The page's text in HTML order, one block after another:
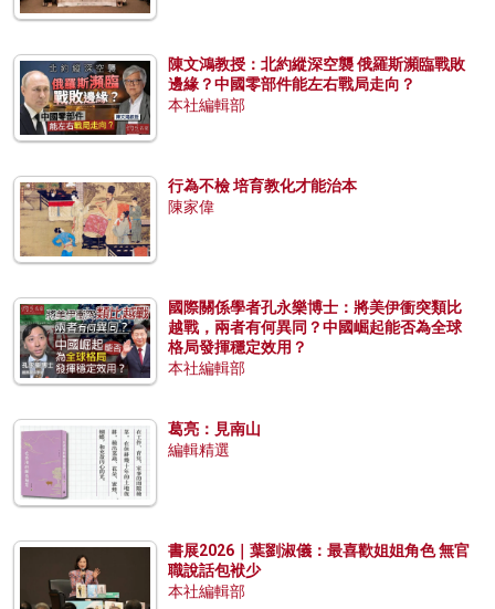
陳文鴻教授：北約縱深空襲 俄羅斯瀕臨戰敗
邊緣？中國零部件能左右戰局走向？
本社編輯部
行為不檢 培育教化才能治本
陳家偉
國際關係學者孔永樂博士：將美伊衝突類比
越戰，兩者有何異同？中國崛起能否為全球
格局發揮穩定效用？
本社編輯部
葛亮：見南山
編輯精選
書展2026｜葉劉淑儀：最喜歡姐姐角色 無官
職說話包袱少
本社編輯部